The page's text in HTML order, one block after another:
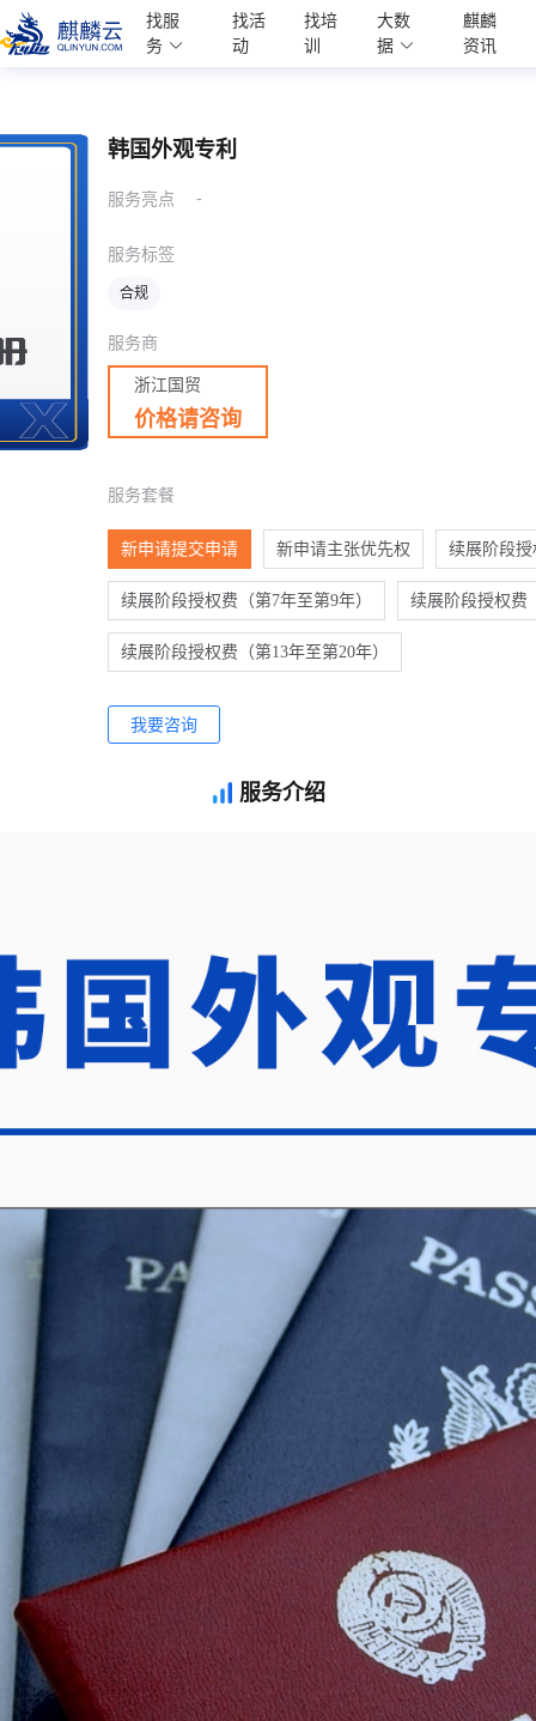
麒麟学院
Kylin Academy
找服
务
找活
动
找培
训
大数
据
麒麟
资讯
韩国外观专利
服务亮点 -
服务标签
合规
服务商
浙江国贸
价格请咨询
服务套餐
新申请提交申请 新申请主张优先权 续展阶段
续展阶段授权费（第7年至第9年） 续展阶段授权费
续展阶段授权费（第13年至第20年）
我要咨询
服务介绍